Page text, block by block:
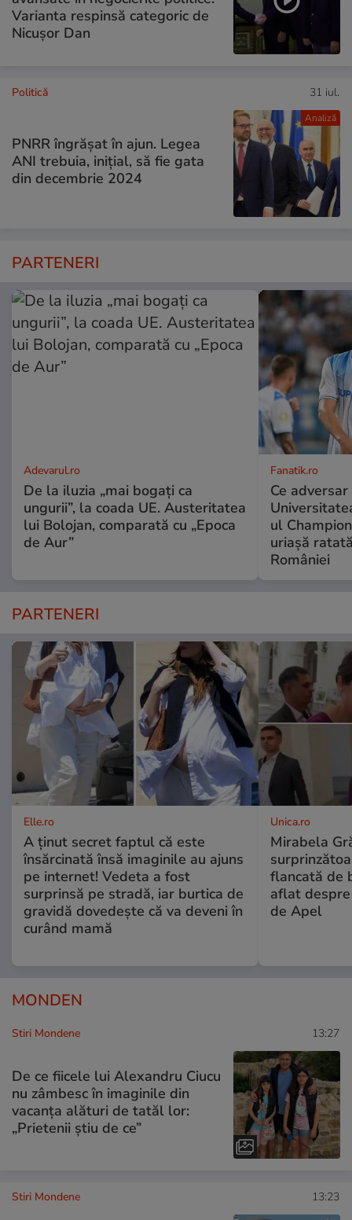
Varianta respinsă categoric de
Nicușor Dan
Analiză
Politică 31 iul.
PNRR îngrășat în ajun. Legea
ANI trebuia, inițial, să fie gata
din decembrie 2024
PARTENERI
Adevarul.ro
De la iluzia „mai bogați ca
ungurii”, la coada UE. Austeritatea
lui Bolojan, comparată cu „Epoca
de Aur”
Fanatik.ro
Ce
ul
uriașă
României
PARTENERI
Elle.ro
A ținut secret faptul că este
însărcinată însă imaginile au ajuns
pe internet! Vedeta a fost
surprinsă pe stradă, iar burtica de
gravidă dovedește că va deveni în
curând mamă
Unica.ro
Mirabela
flancată de
aflat
de Apel
MONDEN
Stiri Mondene 13:27
De ce fiicele lui Alexandru Ciucu
nu zâmbesc în imaginile din
vacanța alături de tatăl lor:
„Prietenii știu de ce”
Stiri Mondene 13:23